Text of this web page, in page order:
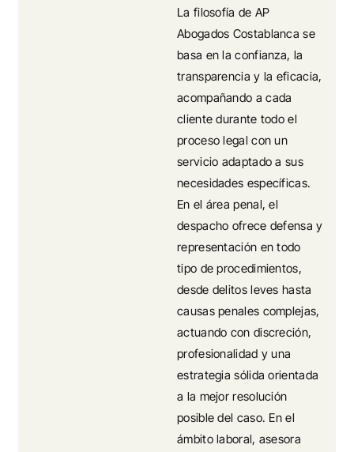
La filosofía de AP
Abogados Costablanca se
basa en la confianza, la
transparencia y la eficacia,
acompañando a cada
cliente durante todo el
proceso legal con un
servicio adaptado a sus
necesidades específicas.
En el área penal, el
despacho ofrece defensa y
representación en todo
tipo de procedimientos,
desde delitos leves hasta
causas penales complejas,
actuando con discreción,
profesionalidad y una
estrategia sólida orientada
a la mejor resolución
posible del caso. En el
ámbito laboral, asesora